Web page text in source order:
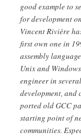
good example to
for development
Vincent Rivière
first own one in
assembly
Unix and
engineer in
development, and
ported old GCC
starting point of
communities.